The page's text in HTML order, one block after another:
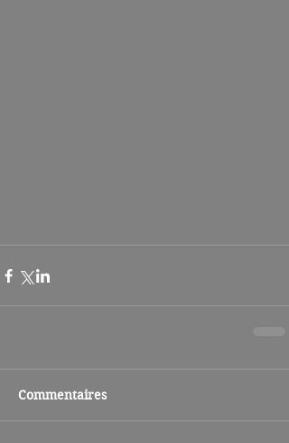
Commentaires